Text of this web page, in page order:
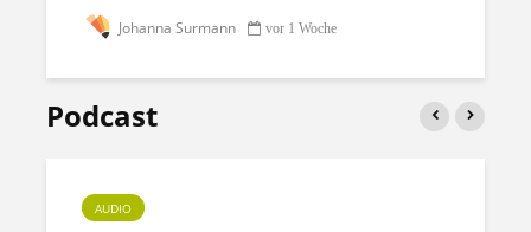
Johanna Surmann vor 1 Woche
Podcast
AUDIO